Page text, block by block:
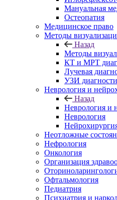
Мануальная
Остеопатия
Медицинское право
Методы
Назад
Методы
КТ и МРТ
Лучевая
УЗИ
Неврология и
Назад
Неврология и
Неврология
Неотложные
Нефрология
Онкология
Организация
Офтальмология
Педиатрия
Психиатрия и